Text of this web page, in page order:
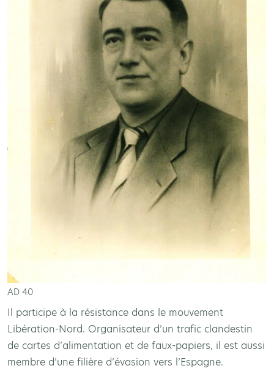
AD 40
Il participe à la résistance dans le mouvement
Libération-Nord. Organisateur d’un trafic clandestin
de cartes d’alimentation et de faux-papiers, il est aussi
membre d’une filière d’évasion vers l’Espagne.